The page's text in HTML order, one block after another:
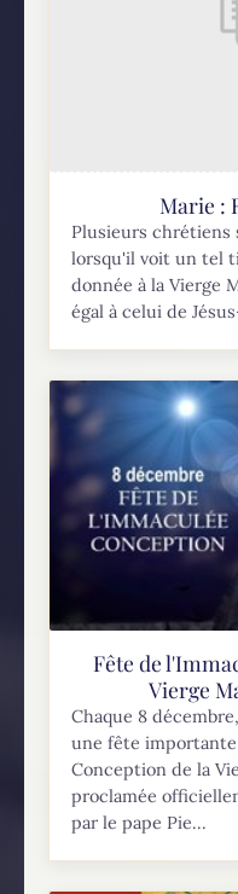
Marie :
Plusieurs
lorsqu'il voit un tel
donnée à la Vierge
égal à celui de
Fête de
Vierge
Chaque 8
une fête
Conception de la
proclamée
par le pape Pie...